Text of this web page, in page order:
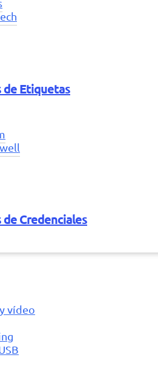
de Etiquetas
de Credenciales
vídeo